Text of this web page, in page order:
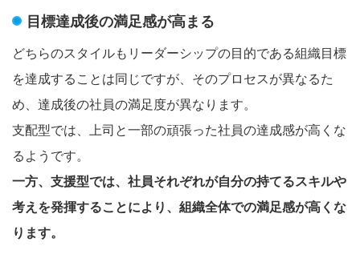
目標達成後の満足感が高まる
どちらのスタイルもリーダーシップの目的である組織目標
を達成することは同じですが、そのプロセスが異なるた
め、達成後の社員の満足度が異なります。
支配型では、上司と一部の頑張った社員の達成感が高くな
るようです。
一方、支援型では、社員それぞれが自分の持てるスキルや
考えを発揮することにより、組織全体での満足感が高くな
ります。